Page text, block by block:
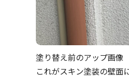
塗り替え前のアップ画像
これがスキン塗装の壁面